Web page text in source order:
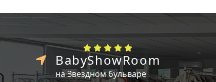
BabyShowRoom
на Звездном бульваре